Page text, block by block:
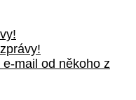
mail od někoho z